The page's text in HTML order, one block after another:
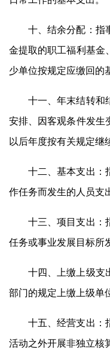
十、结余分配：指
金提取的职工福利基金
少单位按规定应缴回的
十一、年末结转和
安排、因客观条件发生
以后年度按有关规定继
十二、基本支出：
作任务而发生的人员支
十三、项目支出：
任务或事业发展目标所
十四、上缴上级支
部门的规定上缴上级单
十五、经营支出：
活动之外开展非独立核